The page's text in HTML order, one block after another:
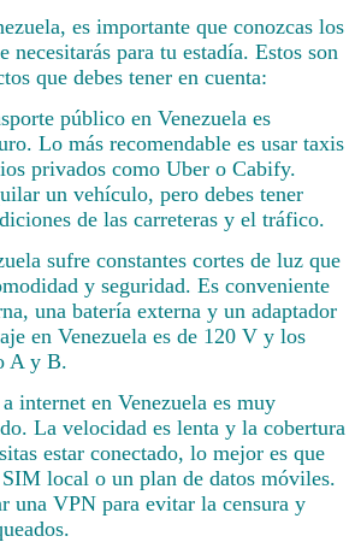
es importante que conozcas los
necesitarás para tu estadía. Estos son
que debes tener en cuenta:
público en Venezuela es
Lo más recomendable es usar taxis
privados como Uber o Cabify.
un vehículo, pero debes tener
de las carreteras y el tráfico.
sufre constantes cortes de luz que
y seguridad. Es conveniente
una batería externa y un adaptador
en Venezuela es de 120 V y los
A y B.
internet en Venezuela es muy
La velocidad es lenta y la cobertura
estar conectado, lo mejor es que
local o un plan de datos móviles.
una VPN para evitar la censura y